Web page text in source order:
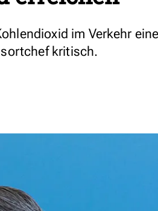
im Verkehr
kritisch.